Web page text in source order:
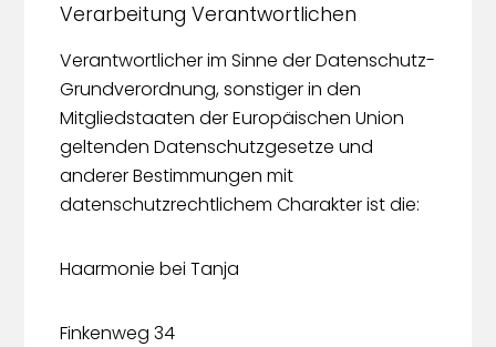
Verarbeitung Verantwortlichen
Verantwortlicher im Sinne der Datenschutz-
Grundverordnung, sonstiger in den
Mitgliedstaaten der Europäischen Union
geltenden Datenschutzgesetze und
anderer Bestimmungen mit
datenschutzrechtlichem Charakter ist die:
Haarmonie bei Tanja
Finkenweg 34